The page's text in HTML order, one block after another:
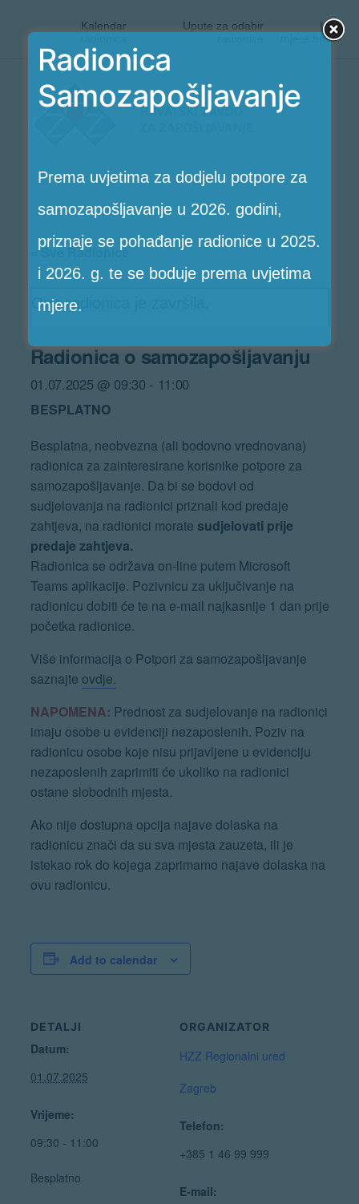
Kalendar
Upute za odabir
|
mjere.hr
Preskoči
Radionice
« Sve Radionice
Ova radionica je završila.
Radionica o samozapošljavanju
01.07.2025 @ 09:30 - 11:00
BESPLATNO
Besplatna, neobvezna (ali bodovno vrednovana)
radionica za zainteresirane korisnike potpore za
samozapošljavanje. Da bi se bodovi od
sudjelovanja na radionici priznali kod predaje
zahtjeva, na radionici morate sudjelovati prije
predaje zahtjeva.
Radionica se održava on-line putem Microsoft
Teams aplikacije. Pozivnicu za uključivanje na
radionicu dobiti će te na e-mail najkasnije 1 dan prije
početka radionice.
Više informacija o Potpori za samozapošljavanje
saznajte ovdje.
NAPOMENA: Prednost za sudjelovanje na radionici
imaju osobe u evidenciji nezaposlenih. Poziv na
radionicu osobe koje nisu prijavljene u evidenciju
nezaposlenih zaprimiti će ukoliko na radionici
ostane slobodnih mjesta.
Ako nije dostupna opcija najave dolaska na
radionicu znači da su sva mjesta zauzeta, ili je
istekao rok do kojega zaprimamo najave dolaska na
ovu radionicu.
Add to calendar
DETALJI
Datum:
01.07.2025
Vrijeme:
09:30 - 11:00
Besplatno
ORGANIZATOR
HZZ Regionalni ured
Zagreb
Telefon:
+385 1 46 99 999
E-mail:
Radionica
Samozapošljavanje
Prema uvjetima za dodjelu potpore za
samozapošljavanje u 2026. godini,
priznaje se pohađanje radionice u 2025.
i 2026. g. te se boduje prema uvjetima
mjere.